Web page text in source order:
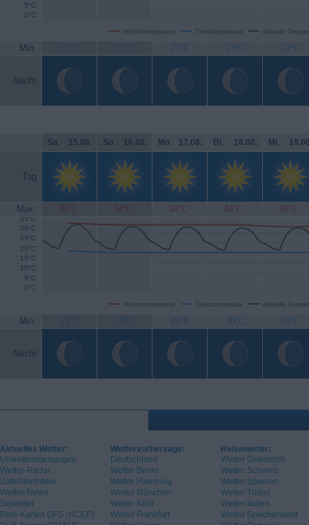
Höchsttemperatur Tiefsttemperatur Aktuelle
0°C
5°C
Min. 22°C 22°C 23°C 23°C 23°C
Nacht
Sa. 15.08. So. 16.08. Mo. 17.08. Di. 18.08. Mi.
Tag
Max. 35°C 34°C 34°C 34°C 33°C
Höchsttemperatur Tiefsttemperatur Aktuelle
0°C
5°C
10°C
15°C
20°C
25°C
30°C
35°C
Min. 21°C 20°C 20°C 20°C 20°C
Nacht
Aktuelles Wetter:
Unwetterwarnungen
Wetter-Radar
Satellitenbilder
Wetter-News
Skiwetter
Profi-Karten GFS (NCEP)
Wettervorhersage:
Deutschland
Wetter Berlin
Wetter Hamburg
Wetter München
Wetter Köln
Wetter Frankfurt
Reisewetter:
Wetter Österreich
Wetter Schweiz
Wetter Spanien
Wetter Türkei
Wetter Italien
Wetter Griechenland